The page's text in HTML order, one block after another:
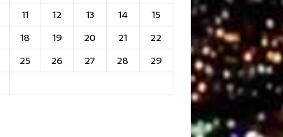
11 12 13 14
15
18 19 20 21
22
25 26 27 28
29